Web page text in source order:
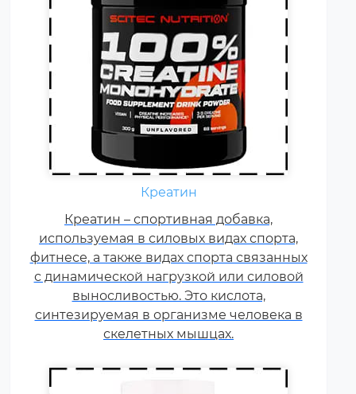
Креатин
Креатин – спортивная добавка,
используемая в силовых видах спорта,
фитнесе, а также видах спорта связанных
с динамической нагрузкой или силовой
выносливостью. Это кислота,
синтезируемая в организме человека в
скелетных мышцах.
Ежедневно каждому
витамины группы В, карнитин –
витамин Т, витамины С, D, E, F.
Постоянные тренировки,
физические и психологические
нагрузки, соревнования
увеличивают суточную норму
витаминов и минералов в 1,5-2